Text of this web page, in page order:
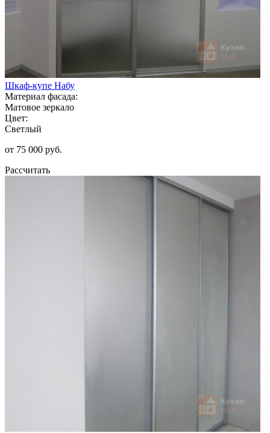
Шкаф-купе Набу
Материал фасада:
Матовое зеркало
Цвет:
Светлый
от 75 000 руб.
Рассчитать